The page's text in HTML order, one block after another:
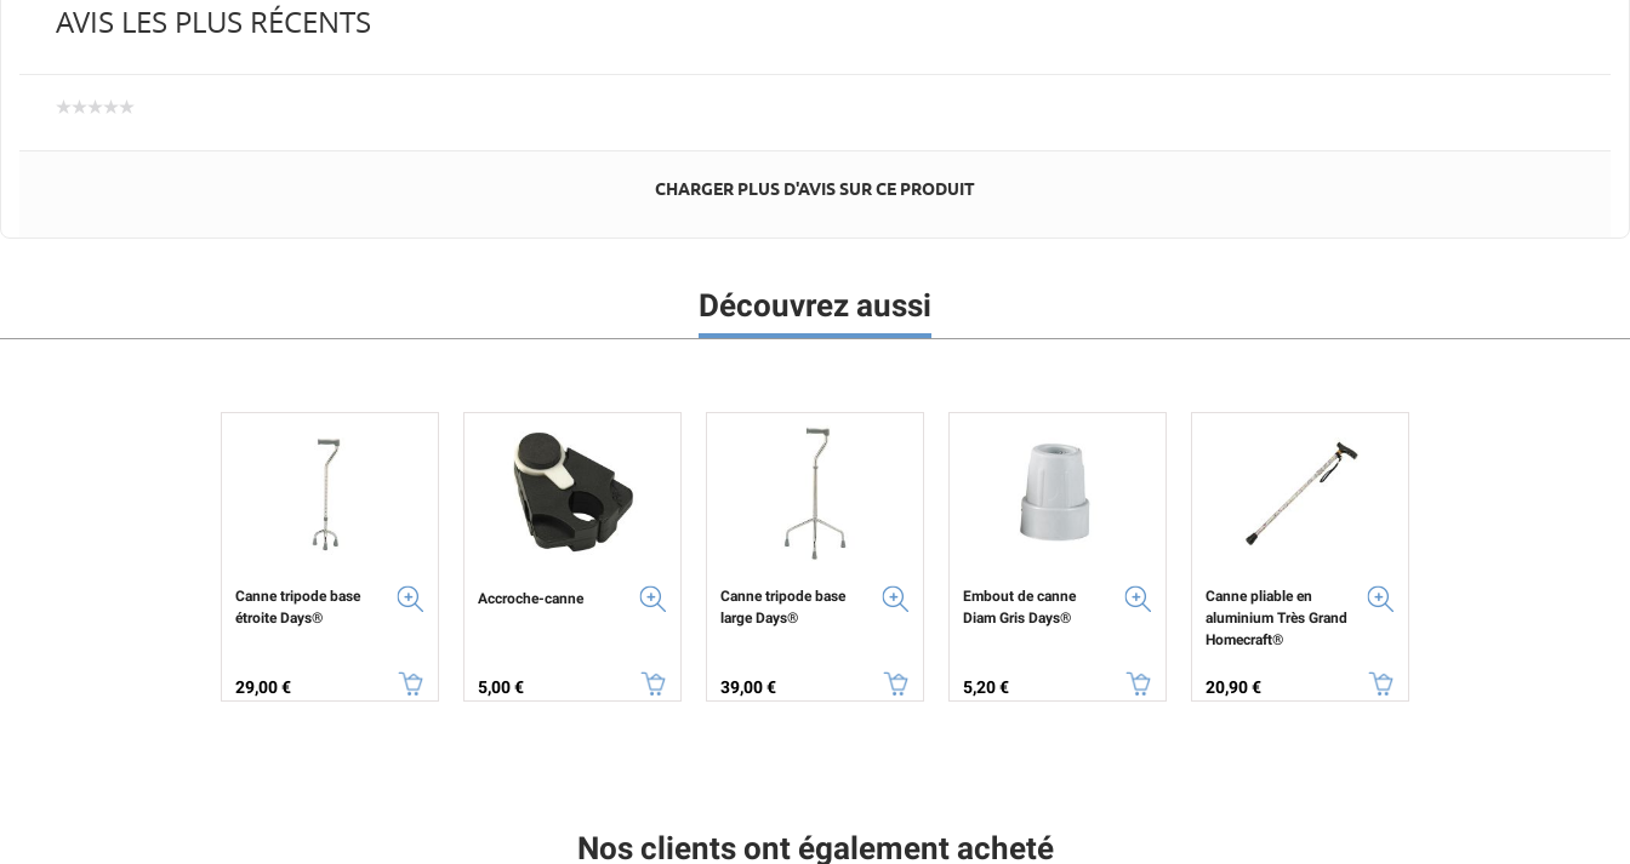
AVIS LES PLUS RÉCENTS
CHARGER PLUS D'AVIS SUR CE PRODUIT
Découvrez aussi
Canne tripode base
étroite Days®
Prix
29,00 €
Accroche-canne
Prix
5,00 €
Canne tripode base
large Days®
Prix
39,00 €
Embout de canne
Diam Gris Days®
Prix
5,20 €
Canne pliable en
aluminium Très Grand
Homecraft®
Prix
20,90 €
Nos clients ont également acheté